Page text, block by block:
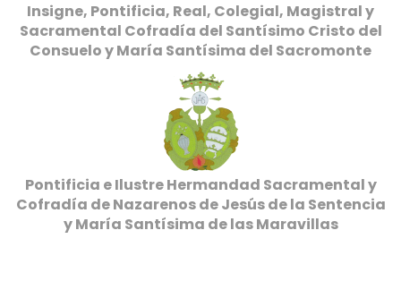
Insigne, Pontificia, Real, Colegial, Magistral y
Sacramental Cofradía del Santísimo Cristo del
Consuelo y María Santísima del Sacromonte
Pontificia e Ilustre Hermandad Sacramental y
Cofradía de Nazarenos de Jesús de la Sentencia
y María Santísima de las Maravillas